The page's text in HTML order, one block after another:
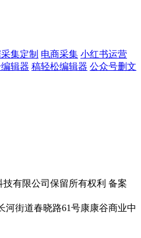
集定制 电商采集 小红书运营
辑器 稿轻松编辑器 公众号删文
有限公司保留所有权利 备案
河街道春晓路61号康康谷商业中